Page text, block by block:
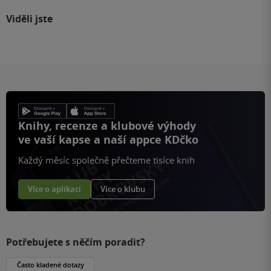
Viděli jste
Knihy, recenze a klubové výhody
ve vaší kapse a naší appce KDčko
Každý měsíc společně přečteme tisíce knih
Více o aplikaci Více o klubu
Potřebujete s něčím poradit?
Často kladené dotazy